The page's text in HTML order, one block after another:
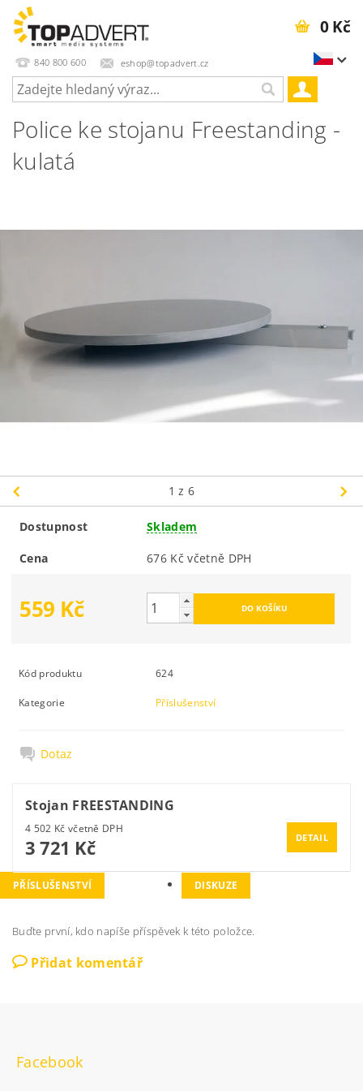
840 800 600 eshop@topadvert.cz
0 Kč
Police ke stojanu Freestanding -
kulatá
1 z 6
Dostupnost Skladem
Cena 676 Kč včetně DPH
559 Kč
Kód produktu 624
Kategorie Příslušenství
Dotaz
Stojan FREESTANDING
4 502 Kč včetně DPH
3 721 Kč DETAIL
PŘÍSLUŠENSTVÍ­ DISKUZE
Buďte první, kdo napíše příspěvek k této položce.
Přidat komentář
Facebook